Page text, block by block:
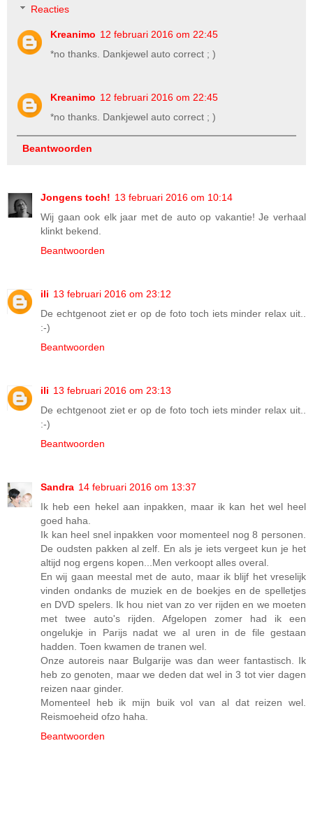
Reacties
Kreanimo 12 februari 2016 om 22:45
*no thanks. Dankjewel auto correct ; )
Kreanimo 12 februari 2016 om 22:45
*no thanks. Dankjewel auto correct ; )
Beantwoorden
Jongens toch! 13 februari 2016 om 10:14
Wij gaan ook elk jaar met de auto op vakantie! Je verhaal
klinkt bekend.
Beantwoorden
ili 13 februari 2016 om 23:12
De echtgenoot ziet er op de foto toch iets minder relax uit..
:-)
Beantwoorden
ili 13 februari 2016 om 23:13
De echtgenoot ziet er op de foto toch iets minder relax uit..
:-)
Beantwoorden
Sandra 14 februari 2016 om 13:37
Ik heb een hekel aan inpakken, maar ik kan het wel heel
goed haha.
Ik kan heel snel inpakken voor momenteel nog 8 personen.
De oudsten pakken al zelf. En als je iets vergeet kun je het
altijd nog ergens kopen...Men verkoopt alles overal.
En wij gaan meestal met de auto, maar ik blijf het vreselijk
vinden ondanks de muziek en de boekjes en de spelletjes
en DVD spelers. Ik hou niet van zo ver rijden en we moeten
met twee auto's rijden. Afgelopen zomer had ik een
ongelukje in Parijs nadat we al uren in de file gestaan
hadden. Toen kwamen de tranen wel.
Onze autoreis naar Bulgarije was dan weer fantastisch. Ik
heb zo genoten, maar we deden dat wel in 3 tot vier dagen
reizen naar ginder.
Momenteel heb ik mijn buik vol van al dat reizen wel.
Reismoeheid ofzo haha.
Beantwoorden